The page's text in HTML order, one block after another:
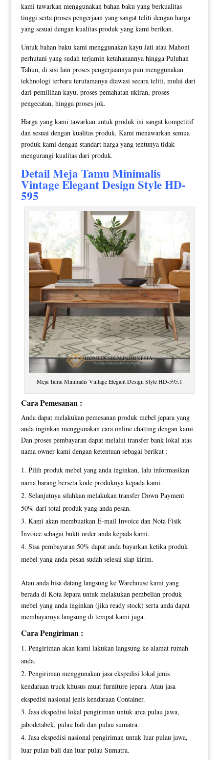
kami tawarkan menggunakan bahan baku yang berkualitas
tinggi serta proses pengerjaan yang sangat teliti dengan harga
yang sesuai dengan kualitas produk yang kami berikan.
Untuk bahan baku kami menggunakan kayu Jati atau Mahoni
perhutani yang sudah terjamin ketahanannya hingga Puluhan
Tahun, di sisi lain proses pengerjaannya pun menggunakan
tekhnologi terbaru terutamanya diawasi secara teliti, mulai dari
dari pemilihan kayu, proses pemahatan ukiran, proses
pengecatan, hingga proses jok.
Harga yang kami tawarkan untuk produk ini sangat kompetitif
dan sesuai dengan kualitas produk. Kami menawarkan semua
produk kami dengan standart harga yang tentunya tidak
mengurangi kualitas dari produk.
DetailMeja Tamu Minimalis
Vintage Elegant Design Style HD-
595
Meja Tamu Minimalis Vintage Elegant Design Style HD-595.1
Cara Pemesanan :
Anda dapat melakukan pemesanan produk mebel jepara yang
anda inginkan menggunakan cara online chatting dengan kami.
Dan proses pembayaran dapat melalui transfer bank lokal atas
nama owner kami dengan ketentuan sebagai berikut :
Pilih produk mebel yang anda inginkan, lalu informasikan
nama barang berseta kode produknya kepada kami.
Selanjutnya silahkan melakukan transfer Down Payment
50% dari total produk yang anda pesan.
Kami akan membuatkan E-mail Invoice dan Nota Fisik
Invoice sebagai bukti order anda kepada kami.
Sisa pembayaran 50% dapat anda bayarkan ketika produk
mebel yang anda pesan sudah selesai siap kirim.
Atau anda bisa datang langsung ke Warehouse kami yang
berada di Kota Jepara untuk melakukan pembelian produk
mebel yang anda inginkan (jika ready stock) serta anda dapat
membayarnya langsung di tempat kami juga.
Cara Pengiriman :
Pengiriman akan kami lakukan langsung ke alamat rumah
anda.
Pengiriman menggunakan jasa ekspedisi lokal jenis
kendaraan truck khusus muat furniture jepara. Atau jasa
ekspedisi nasional jenis kendaraan Container.
Jasa ekspedisi lokal pengiriman untuk area pulau jawa,
jabodetabek, pulau bali dan pulau sumatra.
Jasa ekspedisi nasional pengiriman untuk luar pulau jawa,
luar pulau bali dan luar pulau Sumatra.